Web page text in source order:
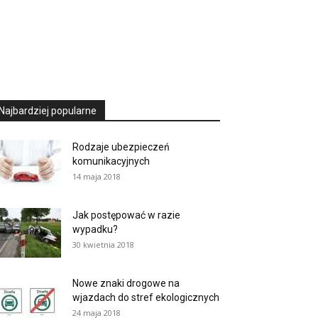
popularne
Rodzaje ubezpieczeń
komunikacyjnych
14 maja 2018
Jak postępować w razie
wypadku?
30 kwietnia 2018
Nowe znaki drogowe na
wjazdach do stref ekologicznych
24 maja 2018